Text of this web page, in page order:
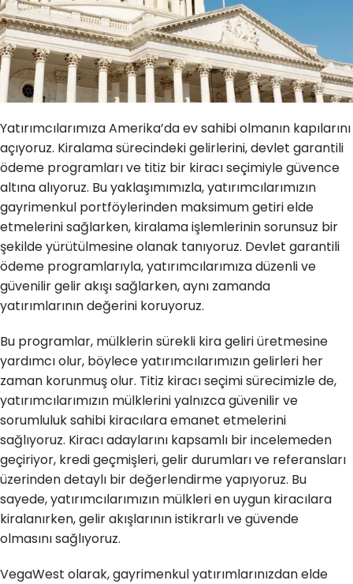
Yatırımcılarımıza Amerika’da ev sahibi olmanın kapılarını
açıyoruz. Kiralama sürecindeki gelirlerini, devlet garantili
ödeme programları ve titiz bir kiracı seçimiyle güvence
altına alıyoruz. Bu yaklaşımımızla, yatırımcılarımızın
gayrimenkul portföylerinden maksimum getiri elde
etmelerini sağlarken, kiralama işlemlerinin sorunsuz bir
şekilde yürütülmesine olanak tanıyoruz. Devlet garantili
ödeme programlarıyla, yatırımcılarımıza düzenli ve
güvenilir gelir akışı sağlarken, aynı zamanda
yatırımlarının değerini koruyoruz.
Bu programlar, mülklerin sürekli kira geliri üretmesine
yardımcı olur, böylece yatırımcılarımızın gelirleri her
zaman korunmuş olur. Titiz kiracı seçimi sürecimizle de,
yatırımcılarımızın mülklerini yalnızca güvenilir ve
sorumluluk sahibi kiracılara emanet etmelerini
sağlıyoruz. Kiracı adaylarını kapsamlı bir incelemeden
geçiriyor, kredi geçmişleri, gelir durumları ve referansları
üzerinden detaylı bir değerlendirme yapıyoruz. Bu
sayede, yatırımcılarımızın mülkleri en uygun kiracılara
kiralanırken, gelir akışlarının istikrarlı ve güvende
olmasını sağlıyoruz.
VegaWest olarak, gayrimenkul yatırımlarınızdan elde